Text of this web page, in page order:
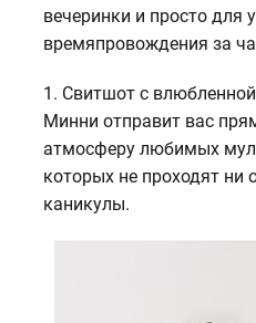
вечеринки и просто для
времяпровождения за
1. Свитшот с
Минни отправит вас
атмосферу любимых
которых не проходят ни
каникулы.